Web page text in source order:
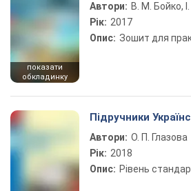
показати
обкладинку
Автори: В. М. Бойко,
Рік: 2017
Опис: Зошит для
Підручники
Автори: О. П. Глазова
Рік: 2018
Опис: Рівень